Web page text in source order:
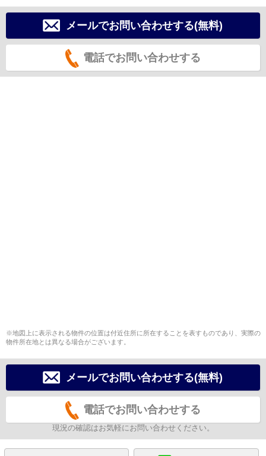
メールでお問い合わせする(無料)
電話でお問い合わせする
※地図上に表示される物件の位置は付近住所に所在することを表すものであり、実際の
物件所在地とは異なる場合がございます。
メールでお問い合わせする(無料)
電話でお問い合わせする
現況の確認はお気軽にお問い合わせください。